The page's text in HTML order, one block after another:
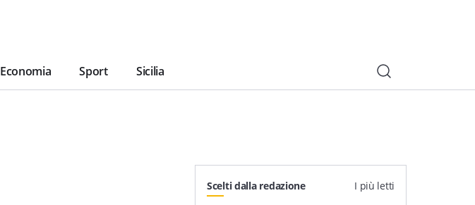
Economia Sport Sicilia
Scelti dalla redazione I più letti